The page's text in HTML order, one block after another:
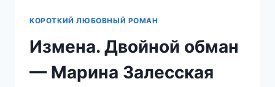
КОРОТКИЙ ЛЮБОВНЫЙ РОМАН
Измена. Двойной обман
— Марина Залесская